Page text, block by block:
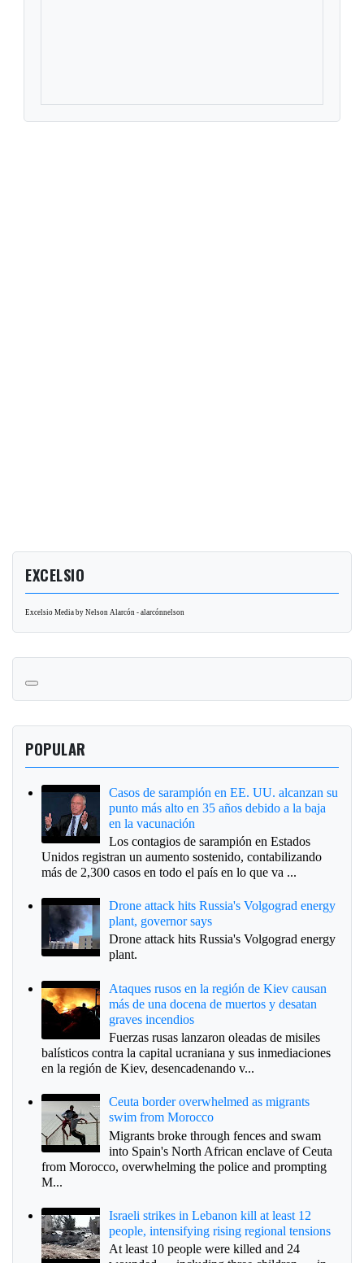
EXCELSIO
Excelsio Media by Nelson Alarcón - alarcónnelson
POPULAR
Casos de sarampión en EE. UU. alcanzan su
punto más alto en 35 años debido a la baja
en la vacunación
Los contagios de sarampión en Estados
Unidos registran un aumento sostenido, contabilizando
más de 2,300 casos en todo el país en lo que va ...
Drone attack hits Russia's Volgograd energy
plant, governor says
Drone attack hits Russia's Volgograd energy
plant.
Ataques rusos en la región de Kiev causan
más de una docena de muertos y desatan
graves incendios
Fuerzas rusas lanzaron oleadas de misiles
balísticos contra la capital ucraniana y sus inmediaciones
en la región de Kiev, desencadenando v...
Ceuta border overwhelmed as migrants
swim from Morocco
Migrants broke through fences and swam
into Spain's North African enclave of Ceuta
from Morocco, overwhelming the police and prompting
M...
Israeli strikes in Lebanon kill at least 12
people, intensifying rising regional tensions
At least 10 people were killed and 24